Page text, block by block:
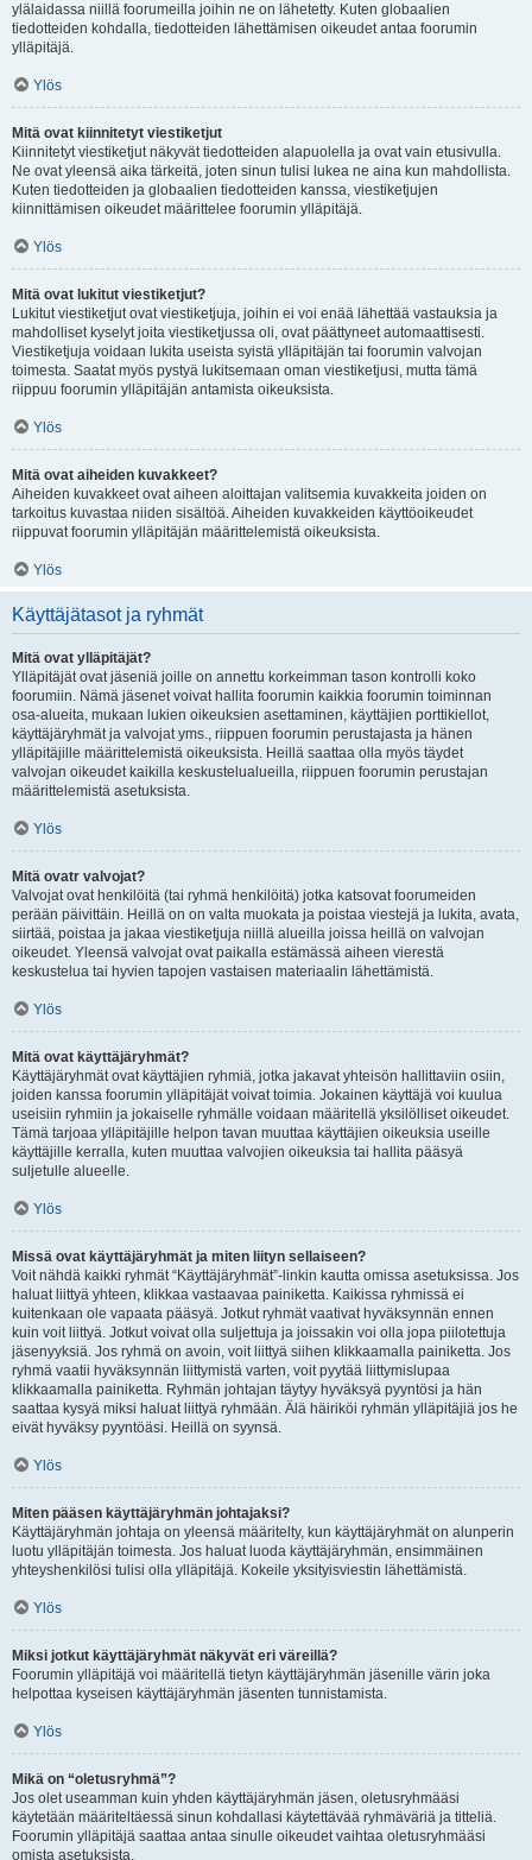
ylälaidassa niillä foorumeilla joihin ne on lähetetty. Kuten globaalien
tiedotteiden kohdalla, tiedotteiden lähettämisen oikeudet antaa foorumin
ylläpitäjä.
Ylös
Mitä ovat kiinnitetyt viestiketjut
Kiinnitetyt viestiketjut näkyvät tiedotteiden alapuolella ja ovat vain etusivulla.
Ne ovat yleensä aika tärkeitä, joten sinun tulisi lukea ne aina kun mahdollista.
Kuten tiedotteiden ja globaalien tiedotteiden kanssa, viestiketjujen
kiinnittämisen oikeudet määrittelee foorumin ylläpitäjä.
Ylös
Mitä ovat lukitut viestiketjut?
Lukitut viestiketjut ovat viestiketjuja, joihin ei voi enää lähettää vastauksia ja
mahdolliset kyselyt joita viestiketjussa oli, ovat päättyneet automaattisesti.
Viestiketjuja voidaan lukita useista syistä ylläpitäjän tai foorumin valvojan
toimesta. Saatat myös pystyä lukitsemaan oman viestiketjusi, mutta tämä
riippuu foorumin ylläpitäjän antamista oikeuksista.
Ylös
Mitä ovat aiheiden kuvakkeet?
Aiheiden kuvakkeet ovat aiheen aloittajan valitsemia kuvakkeita joiden on
tarkoitus kuvastaa niiden sisältöä. Aiheiden kuvakkeiden käyttöoikeudet
riippuvat foorumin ylläpitäjän määrittelemistä oikeuksista.
Ylös
Käyttäjätasot ja ryhmät
Mitä ovat ylläpitäjät?
Ylläpitäjät ovat jäseniä joille on annettu korkeimman tason kontrolli koko
foorumiin. Nämä jäsenet voivat hallita foorumin kaikkia foorumin toiminnan
osa-alueita, mukaan lukien oikeuksien asettaminen, käyttäjien porttikiellot,
käyttäjäryhmät ja valvojat yms., riippuen foorumin perustajasta ja hänen
ylläpitäjille määrittelemistä oikeuksista. Heillä saattaa olla myös täydet
valvojan oikeudet kaikilla keskustelualueilla, riippuen foorumin perustajan
määrittelemistä asetuksista.
Ylös
Mitä ovatr valvojat?
Valvojat ovat henkilöitä (tai ryhmä henkilöitä) jotka katsovat foorumeiden
perään päivittäin. Heillä on on valta muokata ja poistaa viestejä ja lukita, avata,
siirtää, poistaa ja jakaa viestiketjuja niillä alueilla joissa heillä on valvojan
oikeudet. Yleensä valvojat ovat paikalla estämässä aiheen vierestä
keskustelua tai hyvien tapojen vastaisen materiaalin lähettämistä.
Ylös
Mitä ovat käyttäjäryhmät?
Käyttäjäryhmät ovat käyttäjien ryhmiä, jotka jakavat yhteisön hallittaviin osiin,
joiden kanssa foorumin ylläpitäjät voivat toimia. Jokainen käyttäjä voi kuulua
useisiin ryhmiin ja jokaiselle ryhmälle voidaan määritellä yksilölliset oikeudet.
Tämä tarjoaa ylläpitäjille helpon tavan muuttaa käyttäjien oikeuksia useille
käyttäjille kerralla, kuten muuttaa valvojien oikeuksia tai hallita pääsyä
suljetulle alueelle.
Ylös
Missä ovat käyttäjäryhmät ja miten liityn sellaiseen?
Voit nähdä kaikki ryhmät “Käyttäjäryhmät”-linkin kautta omissa asetuksissa. Jos
haluat liittyä yhteen, klikkaa vastaavaa painiketta. Kaikissa ryhmissä ei
kuitenkaan ole vapaata pääsyä. Jotkut ryhmät vaativat hyväksynnän ennen
kuin voit liittyä. Jotkut voivat olla suljettuja ja joissakin voi olla jopa piilotettuja
jäsenyyksiä. Jos ryhmä on avoin, voit liittyä siihen klikkaamalla painiketta. Jos
ryhmä vaatii hyväksynnän liittymistä varten, voit pyytää liittymislupaa
klikkaamalla painiketta. Ryhmän johtajan täytyy hyväksyä pyyntösi ja hän
saattaa kysyä miksi haluat liittyä ryhmään. Älä häiriköi ryhmän ylläpitäjiä jos he
eivät hyväksy pyyntöäsi. Heillä on syynsä.
Ylös
Miten pääsen käyttäjäryhmän johtajaksi?
Käyttäjäryhmän johtaja on yleensä määritelty, kun käyttäjäryhmät on alunperin
luotu ylläpitäjän toimesta. Jos haluat luoda käyttäjäryhmän, ensimmäinen
yhteyshenkilösi tulisi olla ylläpitäjä. Kokeile yksityisviestin lähettämistä.
Ylös
Miksi jotkut käyttäjäryhmät näkyvät eri väreillä?
Foorumin ylläpitäjä voi määritellä tietyn käyttäjäryhmän jäsenille värin joka
helpottaa kyseisen käyttäjäryhmän jäsenten tunnistamista.
Ylös
Mikä on “oletusryhmä”?
Jos olet useamman kuin yhden käyttäjäryhmän jäsen, oletusryhmääsi
käytetään määriteltäessä sinun kohdallasi käytettävää ryhmäväriä ja titteliä.
Foorumin ylläpitäjä saattaa antaa sinulle oikeudet vaihtaa oletusryhmääsi
omista asetuksista.